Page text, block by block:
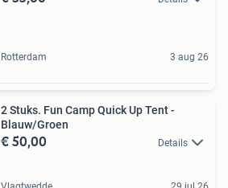
Rotterdam 3 aug 26
2 Stuks. Fun Camp Quick Up Tent -
Blauw/Groen
€ 50,00 Details